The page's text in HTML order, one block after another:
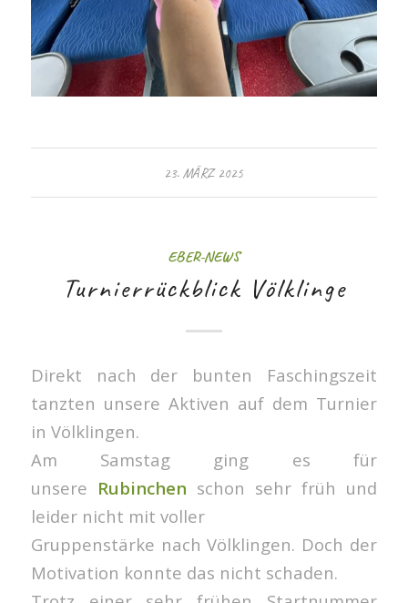
23. MÄRZ 2025
EBER-NEWS
Turnierrückblick Völklinge
Direkt nach der bunten Faschingszeit
tanzten unsere Aktiven auf dem Turnier
in Völklingen.
Am Samstag ging es für
unsere Rubinchen schon sehr früh und
leider nicht mit voller
Gruppenstärke nach Völklingen. Doch der
Motivation konnte das nicht schaden.